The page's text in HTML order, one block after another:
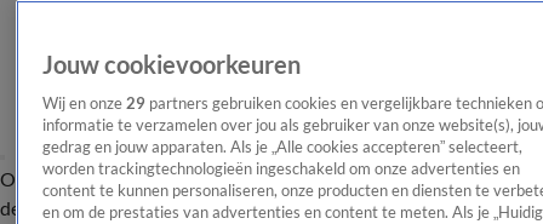
OverzichtAfleveringen Entertainment TV Algemeen
Tip
de redactieNieuwsbrief
Jouw cookievoorkeuren
Wij en onze 29 partners gebruiken cookies en vergelijkbare technieken
informatie te verzamelen over jou als gebruiker van onze website(s),
gedrag en jouw apparaten. Als je „Alle cookies accepteren” selecteert,
worden trackingtechnologieën ingeschakeld om onze advertenties en
content te kunnen personaliseren, onze producten en diensten te
en om de prestaties van advertenties en content te meten. Als je